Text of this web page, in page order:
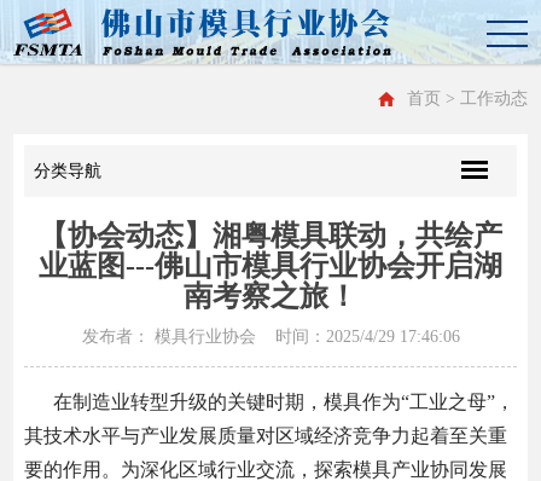
首页 > 工作动态
分类导航
【协会动态】湘粤模具联动，共绘产
业蓝图---佛山市模具行业协会开启湖
南考察之旅！
发布者： 模具行业协会 时间：2025/4/29 17:46:06
在制造业转型升级的关键时期，模具作为“工业之母”，
其技术水平与产业发展质量对区域经济竞争力起着至关重
要的作用。为深化区域行业交流，探索模具产业协同发展